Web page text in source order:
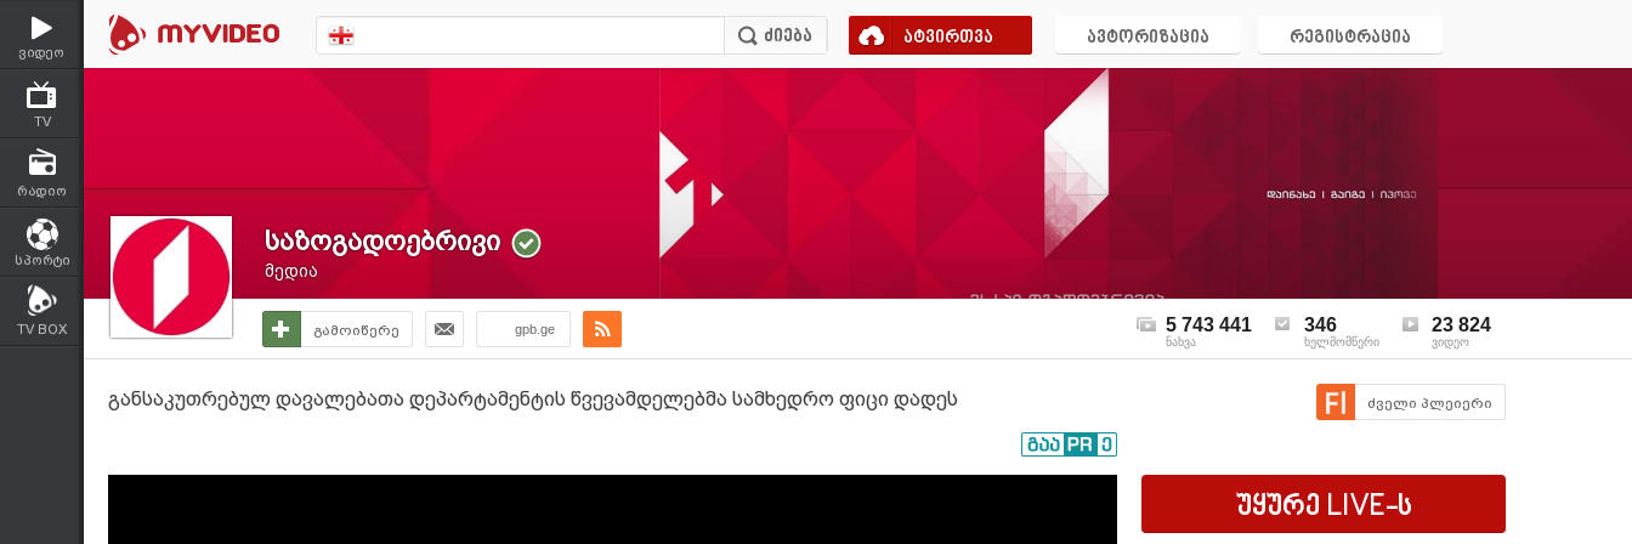
ვიდეო
TV
რადიო
სპორტი
TV BOX
ატვირთვა ავტორიზაცია რეგისტრაცია
საზოგადოებრივი
მედია
გამოიწერე gpb.ge 5 743 441
ნახვა
346
ხელმომწერი
23 824
ვიდეო
განსაკუთრებულ დავალებათა დეპარტამენტის წვევამდელებმა სამხედრო ფიცი დადეს ძველი პლეიერი
უყურე LIVE-ს